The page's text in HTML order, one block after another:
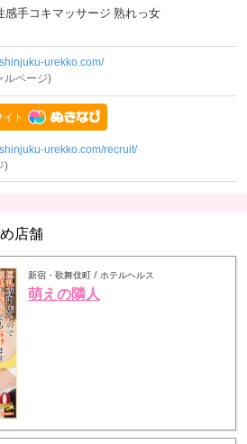
感手コキマッサージ 熟れっ女
urekko.com/
ルページ)
urekko.com/recruit/
)
店舗
新宿・歌舞伎町 / ホテルヘルス
萌えの隣人